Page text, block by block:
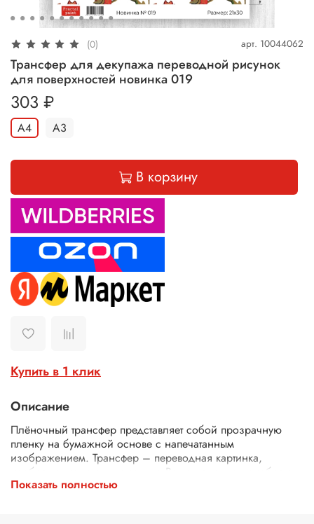
(0) арт. 10044062
Трансфер для декупажа переводной рисунок
для поверхностей новинка 019
303 ₽
A4 A3
В корзину
Купить в 1 клик
Описание
Плёночный трансфер представляет собой прозрачную
пленку на бумажной основе с напечатанным
изображением. Трансфер – переводная картинка,
изображение, с его помощью Ваше изделие приобретет
неповторимость и уникальность. Трансферной бумагой
Показать полностью